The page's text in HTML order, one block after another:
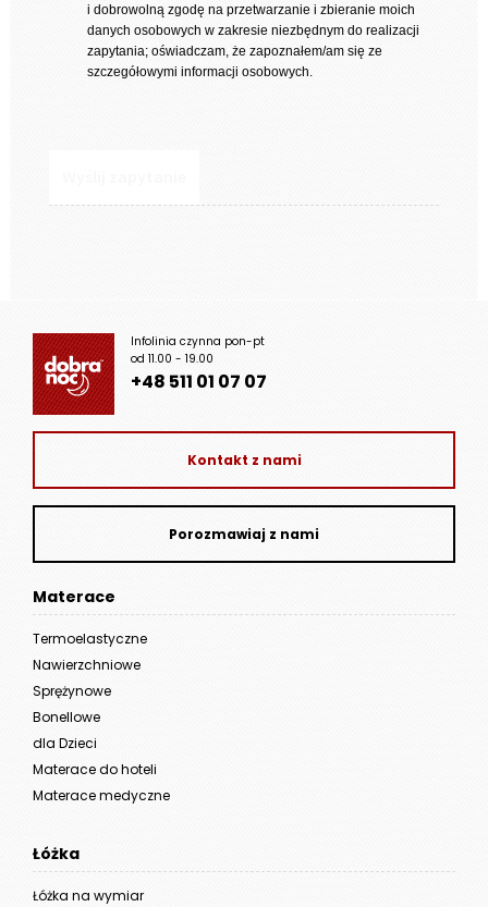
i dobrowolną zgodę na przetwarzanie i zbieranie moich
danych osobowych w zakresie niezbędnym do realizacji
zapytania; oświadczam, że zapoznałem/am się ze
szczegółowymi informacji osobowych.
Infolinia czynna pon-pt
od 11.00 - 19.00
+48 511 01 07 07
Kontakt z nami
Porozmawiaj z nami
Materace
Termoelastyczne
Nawierzchniowe
Sprężynowe
Bonellowe
dla Dzieci
Materace do hoteli
Materace medyczne
Łóżka
Łóżka na wymiar